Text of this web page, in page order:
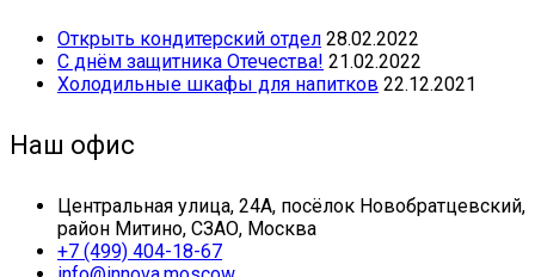
Открыть кондитерский отдел 28.02.2022
С днём защитника Отечества! 21.02.2022
Холодильные шкафы для напитков 22.12.2021
Наш офис
Центральная улица, 24А, посёлок Новобратцевский,
район Митино, СЗАО, Москва
+7 (499) 404-18-67